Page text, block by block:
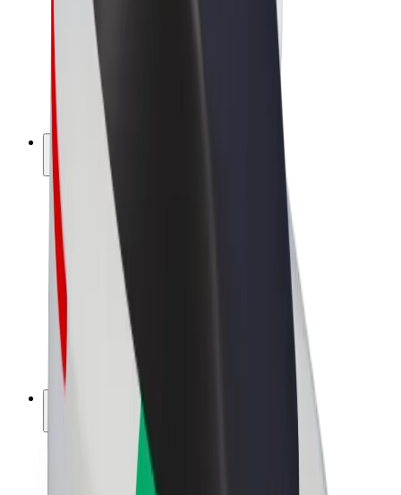
Bolt Drive
Bolt for Business
E-kola
Bolt Plus
Vydělávejte s Boltem
Řidiči
Výdělky řidiče
Výdělky kurýra
Partneři Bolt Food
O společnosti Bolt